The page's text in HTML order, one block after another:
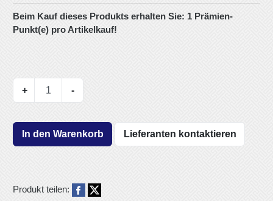
Beim Kauf dieses Produkts erhalten Sie: 1 Prämien-
Punkt(e) pro Artikelkauf!
+ -
In den Warenkorb Lieferanten kontaktieren
Produkt teilen: